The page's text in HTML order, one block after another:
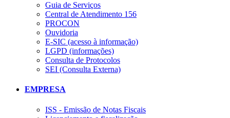
Guia de Serviços
Central de Atendimento 156
PROCON
Ouvidoria
E-SIC (acesso à informação)
LGPD (informações)
Consulta de Protocolos
SEI (Consulta Externa)
EMPRESA
ISS - Emissão de Notas Fiscais